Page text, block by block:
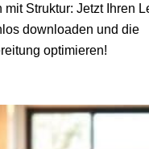
mit Struktur: Jetzt Ihren
downloaden und die
optimieren!